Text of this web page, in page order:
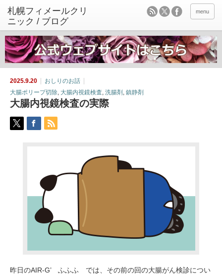
menu
2025.9.20
おしりのお話
大腸ポリープ切除, 大腸内視鏡検査, 洗腸剤, 鎮静剤
大腸内視鏡検査の実際
昨日のAIR-G’ ふふふ では、その前の回の大腸がん検診につい